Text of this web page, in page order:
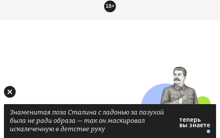
18+
Знаменитая поза Сталина с ладонью за пазухой
была не ради образа — так он маскировал
искалеченную в детстве руку